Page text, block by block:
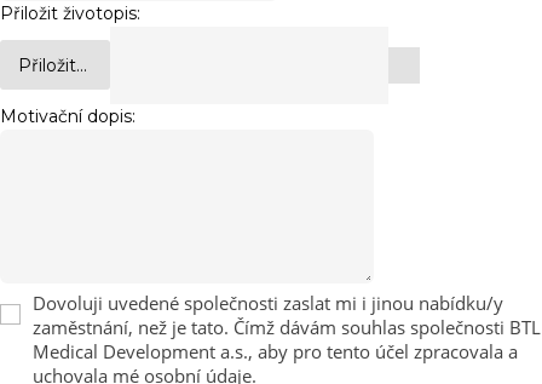
Přiložit životopis:
Přiložit...
Motivační dopis:
Dovoluji uvedené společnosti zaslat mi i jinou nabídku/y
zaměstnání, než je tato. Čímž dávám souhlas společnosti BTL
Medical Development a.s., aby pro tento účel zpracovala a
uchovala mé osobní údaje.